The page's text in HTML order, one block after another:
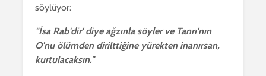
söylüyor:
"İsa Rab'dir' diye ağzınla söyler ve Tanrı'nın
O'nu ölümden dirilttiğine yürekten inanırsan,
kurtulacaksın."